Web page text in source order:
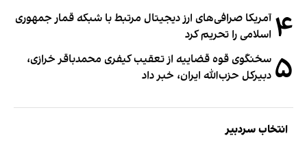
۴ آمریکا صرافی‌های ارز دیجیتال مرتبط با شبکه قمار جمهوری
اسلامی را تحریم کرد
۵ سخنگوی قوه قضاییه از تعقیب کیفری محمدباقر خرازی،
دبیر‌کل حزب‌الله ایران، خبر داد
انتخاب سردبیر